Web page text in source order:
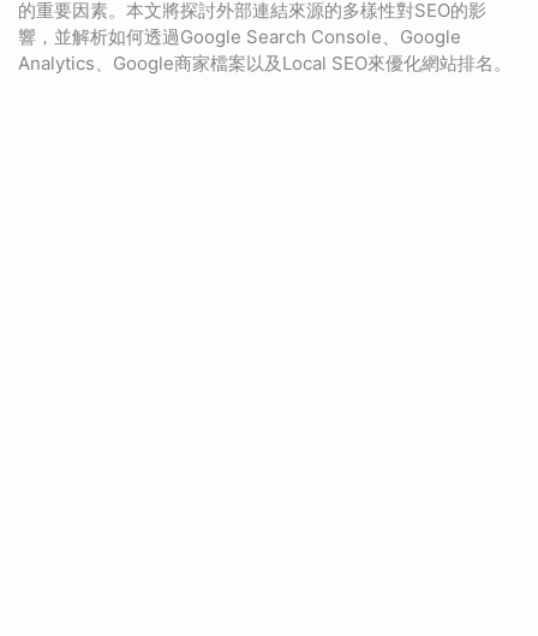
的重要因素。本文將探討外部連結來源的多樣性對SEO的影
響，並解析如何透過Google Search Console、Google
Analytics、Google商家檔案以及Local SEO來優化網站排名。